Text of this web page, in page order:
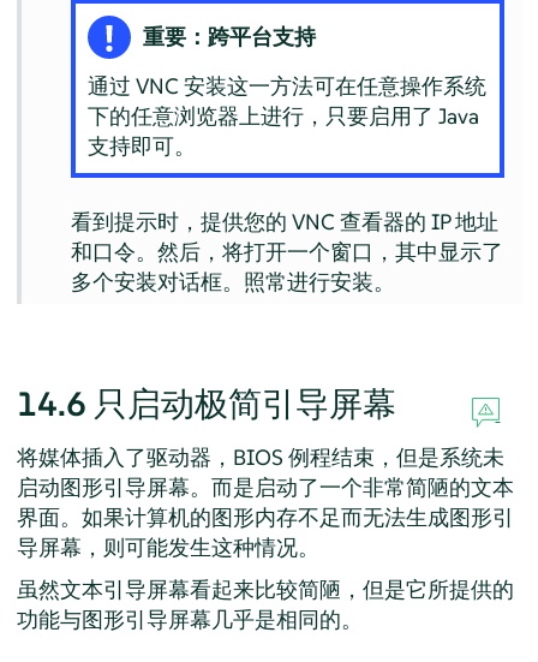
重要：跨平台支持
通过 VNC 安装这一方法可在任意操作系统
下的任意浏览器上进行，只要启用了 Java
支持即可。
看到提示时，提供您的 VNC 查看器的 IP 地址
和口令。然后，将打开一个窗口，其中显示了
多个安装对话框。照常进行安装。
14.6 只启动极简引导屏幕
将媒体插入了驱动器，BIOS 例程结束，但是系统未
启动图形引导屏幕。而是启动了一个非常简陋的文本
界面。如果计算机的图形内存不足而无法生成图形引
导屏幕，则可能发生这种情况。
虽然文本引导屏幕看起来比较简陋，但是它所提供的
功能与图形引导屏幕几乎是相同的。